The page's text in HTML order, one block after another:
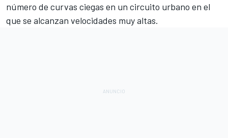
número de curvas ciegas en un circuito urbano en el
que se alcanzan velocidades muy altas.